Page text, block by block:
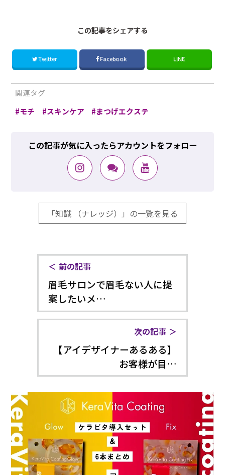
この記事をシェアする
Twitter Facebook LINE
関連タグ
モチ
スキンケア まつげエクステ
この記事が気に入ったらアカウントをフォロー
「知識 （ナレッジ）」の一覧を見る
前の記事
眉毛サロンで眉毛ない人に提
案したいメ…
次の記事
【アイデザイナーあるある】
お客様が目…